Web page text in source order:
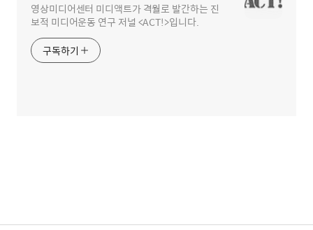
영상미디어센터 미디액트가 격월로 발간하는 진
보적 미디어운동 연구 저널 <ACT!>입니다.
구독하기